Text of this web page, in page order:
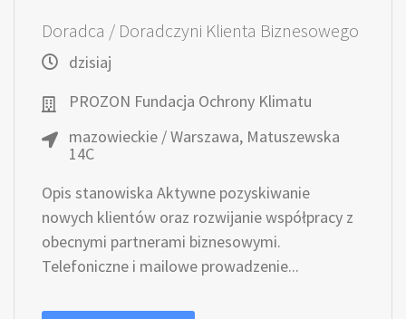
Doradca / Doradczyni Klienta Biznesowego
dzisiaj
PROZON Fundacja Ochrony Klimatu
mazowieckie / Warszawa, Matuszewska
14C
Opis stanowiska Aktywne pozyskiwanie
nowych klientów oraz rozwijanie współpracy z
obecnymi partnerami biznesowymi.
Telefoniczne i mailowe prowadzenie...